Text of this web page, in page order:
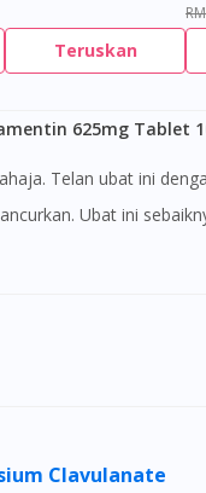
Teruskan
625mg Tablet
Ubat ini
Clavulanate